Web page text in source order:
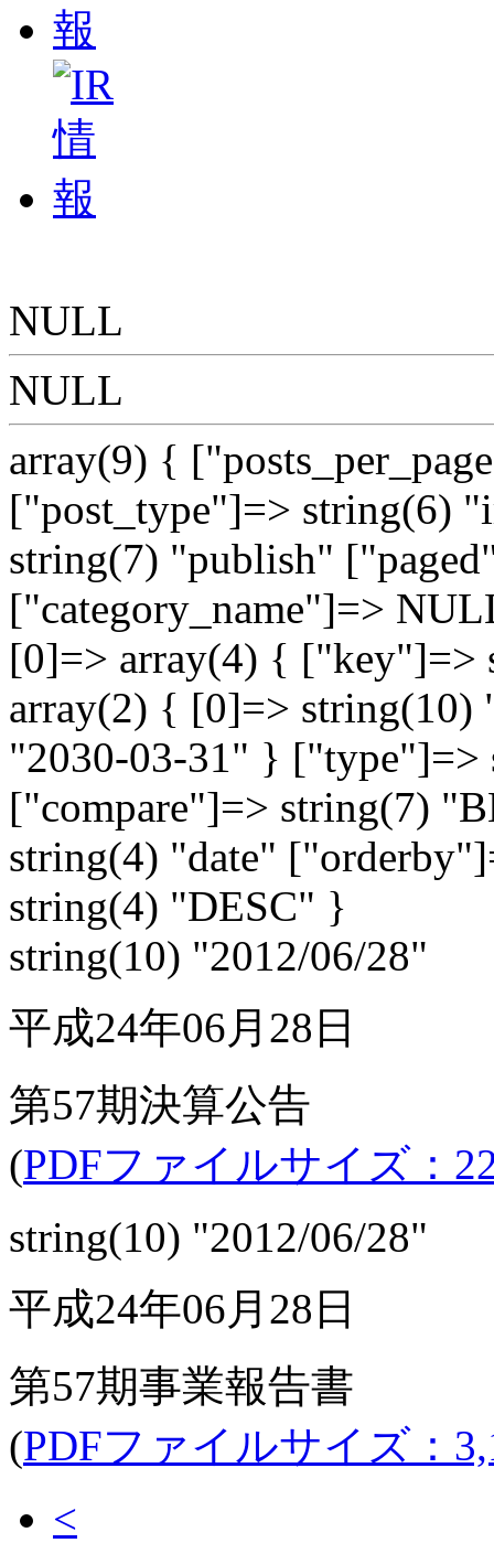
NULL
NULL
array(9) {
["post_type"]=> string(6)
string(7) "publish"
["category_name"]=>
[0]=> array(4) { ["key"]=>
array(2) { [0]=> string(10)
"2030-03-31" }
["compare"]=> string(7)
string(4) "date"
string(4) "DESC" }
string(10) "2012/06/28"
平成24年06月28日
第57期決算公告
(PDFファイルサイズ：
string(10) "2012/06/28"
平成24年06月28日
第57期事業報告書
(PDFファイルサイズ：
<